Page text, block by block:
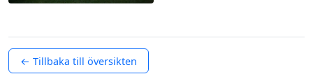
← Tillbaka till översikten